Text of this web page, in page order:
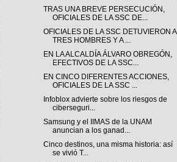
TRAS UNA BREVE PERSECUCIÓN,
OFICIALES DE LA SSC DE...
OFICIALES DE LA SSC DETUVIERON A
TRES HOMBRES Y A ...
EN LA ALCALDÍA ÁLVARO OBREGÓN,
EFECTIVOS DE LA SSC...
EN CINCO DIFERENTES ACCIONES,
OFICIALES DE LA SSC ...
Infoblox advierte sobre los riesgos de
ciberseguri...
Samsung y el IIMAS de la UNAM
anuncian a los ganad...
Cinco destinos, una misma historia: así
se vivió T...